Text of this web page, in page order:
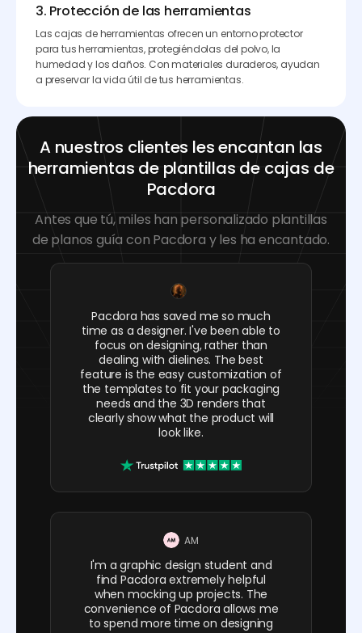
3. Protección de las herramientas
Las cajas de herramientas ofrecen un entorno protector
para tus herramientas, protegiéndolas del polvo, la
humedad y los daños. Con materiales duraderos, ayudan
a preservar la vida útil de tus herramientas.
A nuestros clientes les encantan las
herramientas de plantillas de cajas de
Pacdora
Antes que tú, miles han personalizado plantillas
de planos guía con Pacdora y les ha encantado.
Pacdora has saved me so much
time as a designer. I've been able to
focus on designing, rather than
dealing with dielines. The best
feature is the easy customization of
the templates to fit your packaging
needs and the 3D renders that
clearly show what the product will
look like.
AM
I'm a graphic design student and
find Pacdora extremely helpful
when mocking up projects. The
convenience of Pacdora allows me
to spend more time on designing